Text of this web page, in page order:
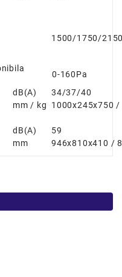
1500/1750/
0-160Pa
dB(A)
34/37/40
mm / kg
1000x245x750 /
dB(A)
59
mm 946x810x410 /